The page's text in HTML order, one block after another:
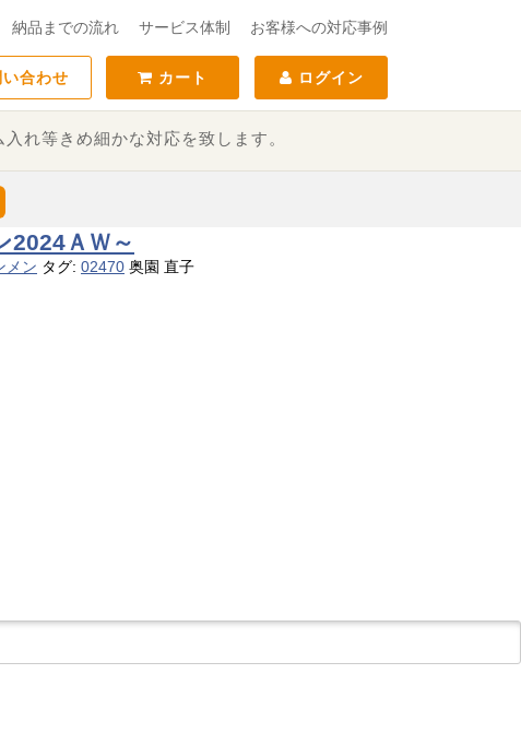
納品までの流れ サービス体制 お客様への対応事例
合わせ カート ログイン
れ等きめ細かな対応を致します。
ＡＷ～
メン タグ: 02470 奥園 直子